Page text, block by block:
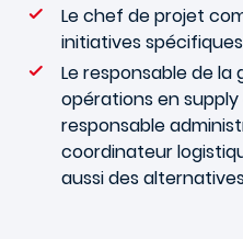
Le chef de projet
initiatives
Le responsable de la
opérations en supply
responsable
coordinateur
aussi des